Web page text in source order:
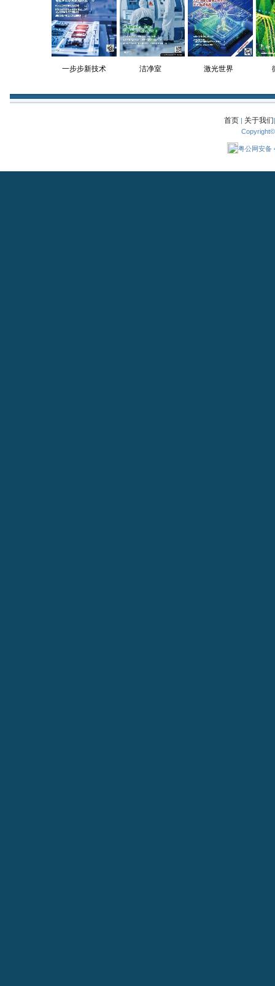
一步步新技术 洁净室 激光世界
首页 | 关于我们|
粤公网安备